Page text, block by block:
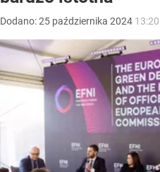
Dodano:25 października 2024 13:20